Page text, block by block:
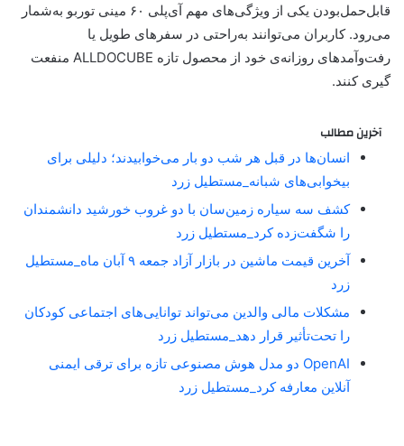
قابل‌حمل‌بودن یکی‌ از ویژگی‌های مهم آی‌پلی ۶۰ مینی توربو به‌شمار
می‌رود. کاربران می‌توانند به‌راحتی در سفرهای طویل یا
رفت‌وآمدهای روزانه‌ی خود از محصول تازه ALLDOCUBE منفعت
گیری کنند.
آخرین مطالب
انسان‌ها در قبل هر شب دو بار می‌خوابیدند؛ دلیلی برای
بیخوابی‌های شبانه_مستطیل زرد
کشف سه سیاره زمین‌سان با دو غروب خورشید دانشمندان
را شگفت‌زده کرد_مستطیل زرد
آخرین قیمت ماشین در بازار آزاد جمعه ۹ آبان ماه_مستطیل
زرد
مشکلات مالی والدین می‌تواند توانایی‌های اجتماعی کودکان
را تحت‌تأثیر قرار دهد_مستطیل زرد
OpenAI دو مدل هوش مصنوعی تازه برای ترقی ایمنی
آنلاین معارفه کرد_مستطیل زرد